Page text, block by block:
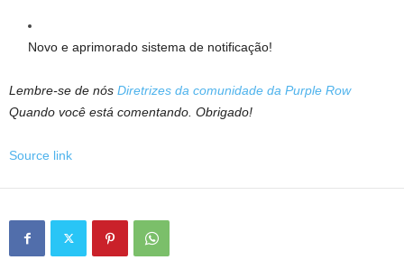
Novo e aprimorado sistema de notificação!
Lembre-se de nós Diretrizes da comunidade da Purple Row
Quando você está comentando. Obrigado!
Source link